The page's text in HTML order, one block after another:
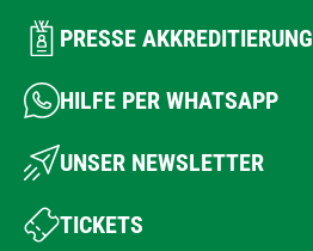
PRESSE AKKREDITIERUNG
HILFE PER WHATSAPP
UNSER NEWSLETTER
TICKETS